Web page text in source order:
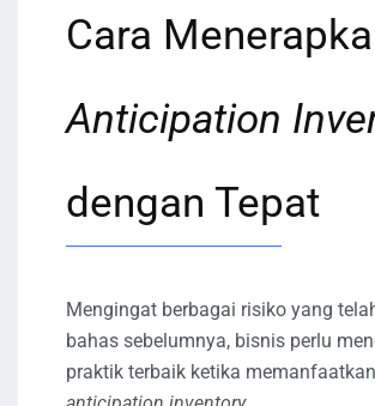
Cara
Anticipation
dengan Tepat
Mengingat berbagai risiko yang
bahas sebelumnya, bisnis perlu
praktik terbaik ketika memanfaatkan